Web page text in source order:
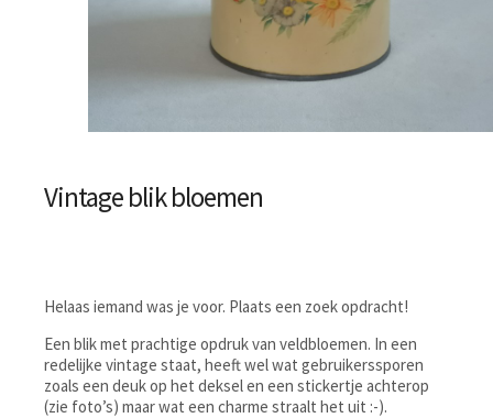
Vintage blik bloemen
Helaas iemand was je voor. Plaats een zoek opdracht!
Een blik met prachtige opdruk van veldbloemen. In een
redelijke vintage staat, heeft wel wat gebruikerssporen
zoals een deuk op het deksel en een stickertje achterop
(zie foto’s) maar wat een charme straalt het uit :-).